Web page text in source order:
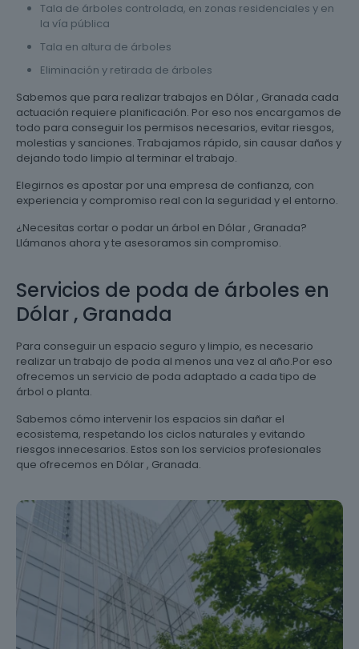
Tala de árboles controlada, en zonas residenciales y en
la vía pública
Tala en altura de árboles
Eliminación y retirada de árboles
Sabemos que para realizar trabajos en Dólar , Granada cada
actuación requiere planificación. Por eso nos encargamos de
todo para conseguir los permisos necesarios, evitar riesgos,
molestias y sanciones. Trabajamos rápido, sin causar daños y
dejando todo limpio al terminar el trabajo.
Elegirnos es apostar por una empresa de confianza, con
experiencia y compromiso real con la seguridad y el entorno.
¿Necesitas cortar o podar un árbol en Dólar , Granada?
Llámanos ahora y te asesoramos sin compromiso.
Servicios de poda de árboles en
Dólar , Granada
Para conseguir un espacio seguro y limpio, es necesario
realizar un trabajo de poda al menos una vez al año.Por eso
ofrecemos un servicio de poda adaptado a cada tipo de
árbol o planta.
Sabemos cómo intervenir los espacios sin dañar el
ecosistema, respetando los ciclos naturales y evitando
riesgos innecesarios. Estos son los servicios profesionales
que ofrecemos en Dólar , Granada.